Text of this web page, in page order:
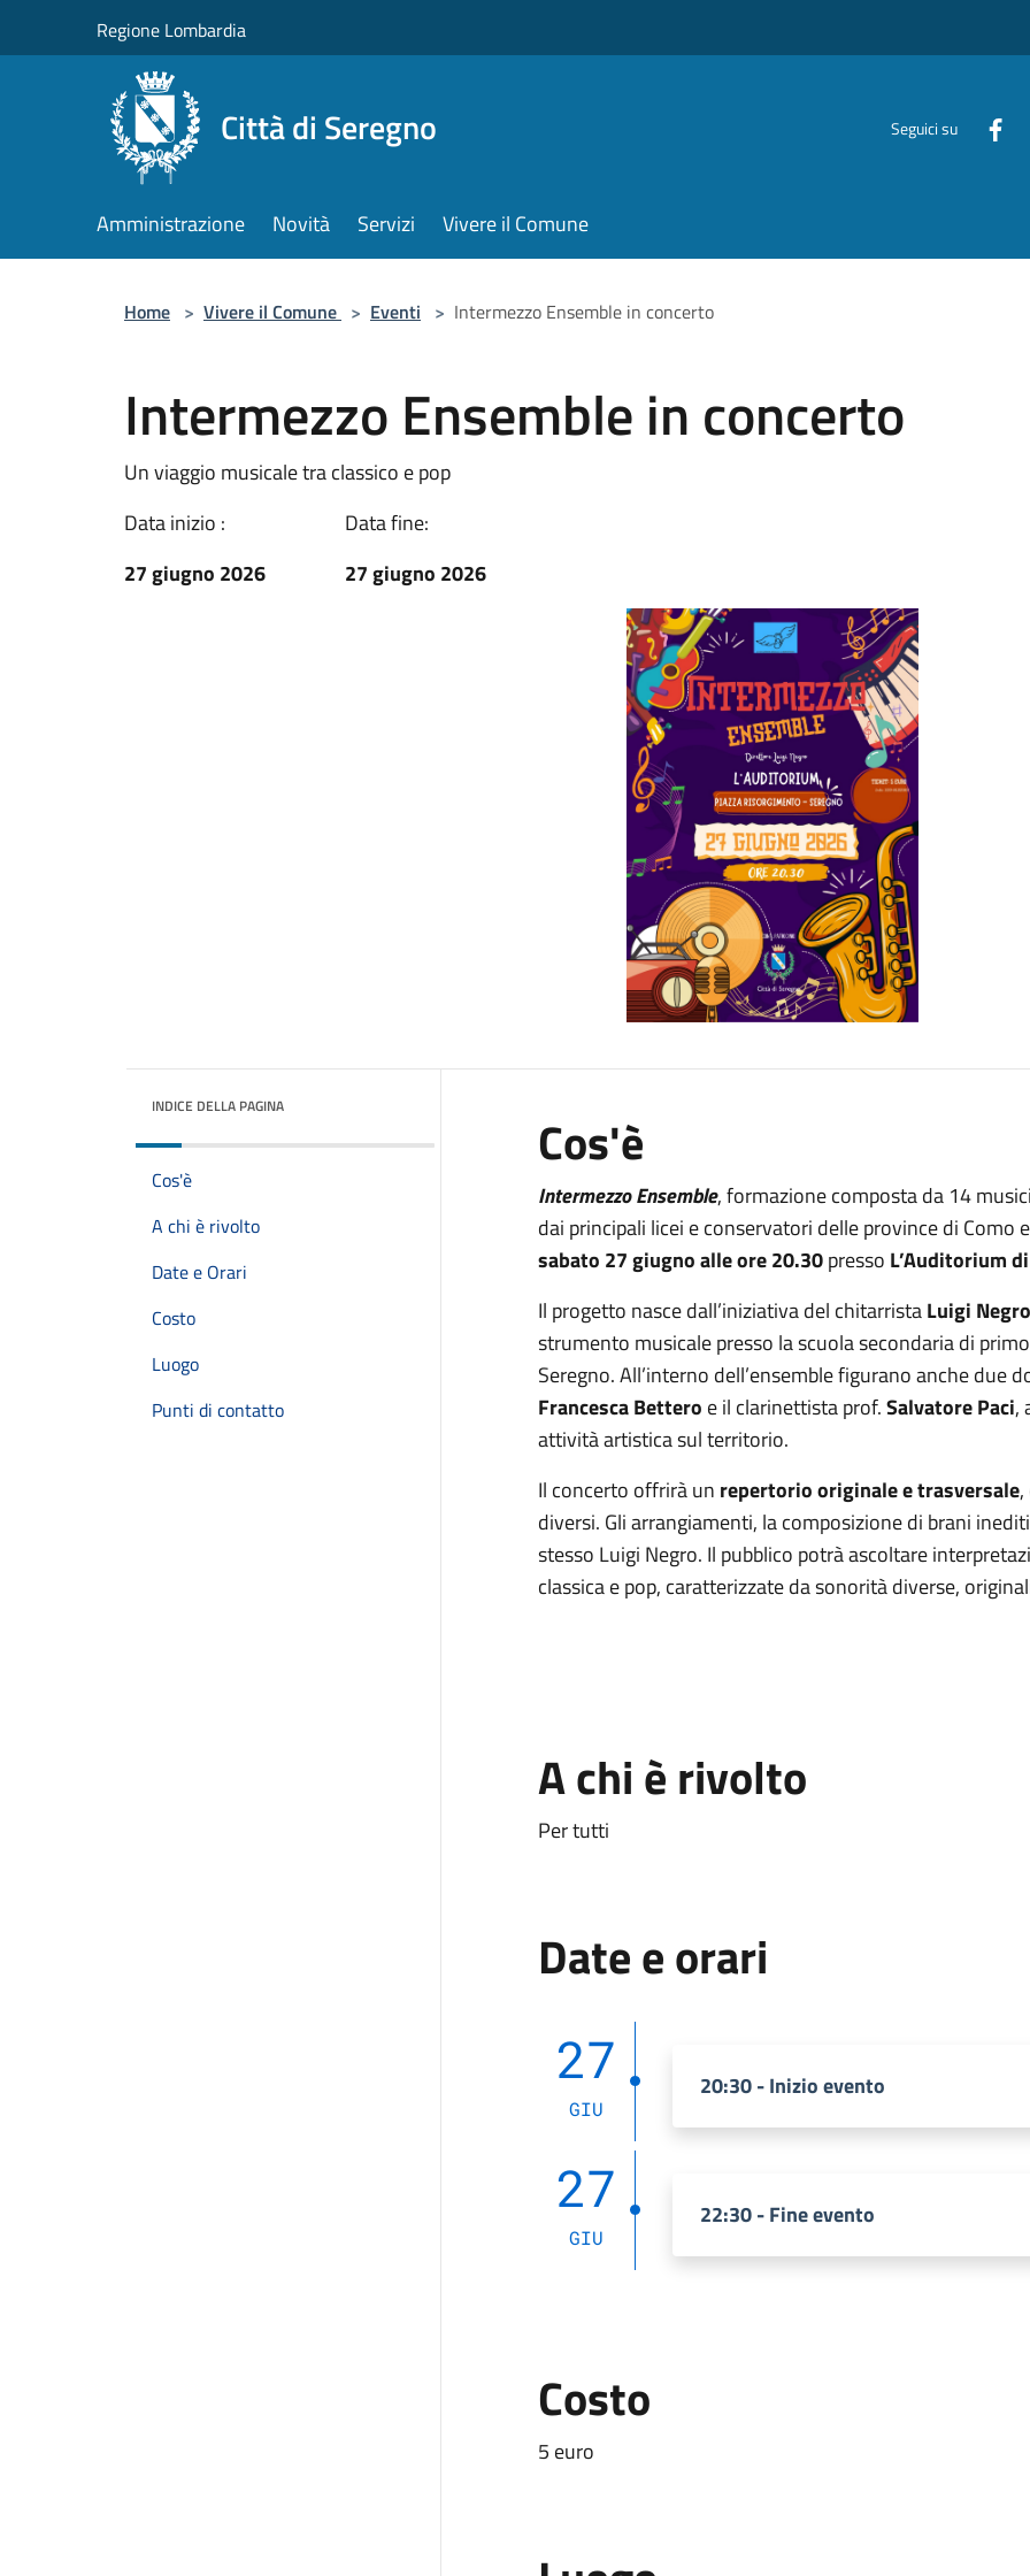
Regione Lombardia
Città di Seregno Seguici su
Amministrazione Novità Servizi Vivere il Comune
Home > Vivere il Comune > Eventi > Intermezzo Ensemble in concerto
Intermezzo Ensemble in concerto
Un viaggio musicale tra classico e pop
Data inizio :
27 giugno 2026
Data fine:
27 giugno 2026
INDICE DELLA PAGINA
Cos'è
A chi è rivolto
Date e Orari
Costo
Luogo
Punti di contatto
Cos'è
Intermezzo Ensemble, formazione composta da 14
dai principali licei e conservatori delle province di
sabato 27 giugno alle ore 20.30presso L’Auditorium
Il progetto nasce dall’iniziativa del chitarristaLuigi Negro
strumento musicale presso la scuola secondaria di
Seregno. All’interno dell’ensemble figurano anche due
Francesca Bettero e il clarinettista prof.Salvatore Paci,
attività artistica sul territorio.
Il concerto offrirà un repertorio originale e trasversale,
diversi. Gli arrangiamenti, la composizione di brani
stesso Luigi Negro. Il pubblico potrà ascoltare
classica e pop, caratterizzate da sonorità diverse,
A chi è rivolto
Per tutti
Date e orari
27
GIU
20:30 - Inizio evento
27
GIU
22:30 - Fine evento
Costo
5 euro